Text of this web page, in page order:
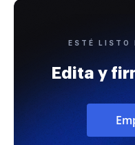
ESTÉ LISTO
Edita y